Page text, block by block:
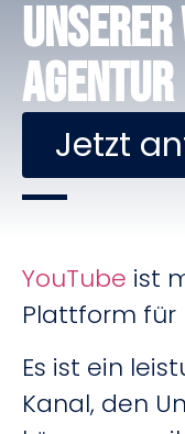
unserer
Agentur
Jetzt
YouTube ist
Plattform
Es ist ein
Kanal, den